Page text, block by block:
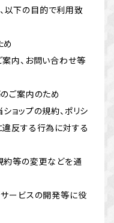
以下の目的で利用致
め
案内、お問い合わせ等
のご案内のため
ショップの規約、ポリシ
違反する行為に対する
約等の変更などを通
サービスの開発等に役